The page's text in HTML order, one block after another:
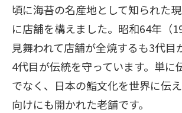
頃に海苔の名産地として知られた
に店舗を構えました。昭和64年（
見舞われて店舗が全焼するも3代目
4代目が伝統を守っています。単に
でなく、日本の鮨文化を世界に伝
向けにも開かれた老舗です。